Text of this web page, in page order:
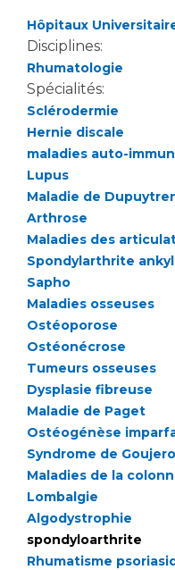
La Commission Des
Les Comités Locaux
Le projet des usagers
Qualité
Nos indicateurs
Protection des
Sécurité
Les recherches
Lieu de santé
Rôles et missions
Liste des marchés
Documents utiles
Hôpitaux
Disciplines:
Rhumatologie
Spécialités:
Sclérodermie
Hernie discale
maladies auto-
Lupus
Maladie de
Arthrose
Maladies des
Spondylarthrite
Sapho
Maladies osseuses
Ostéoporose
Ostéonécrose
Tumeurs osseuses
Dysplasie fibreuse
Maladie de Paget
Ostéogénèse
Syndrome de
Maladies de la
Lombalgie
Algodystrophie
spondyloarthrite
Rhumatisme